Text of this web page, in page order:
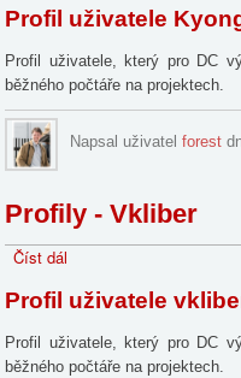
Kyong
Profil uživatele
Profil uživatele, který pro DC
běžného počtáře na projektech.
Napsal uživatelforest
Profily - Vkliber
Číst dál
Vkliber
Profil uživatele
Profil uživatele, který pro DC
běžného počtáře na projektech.